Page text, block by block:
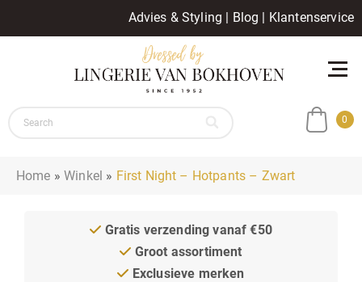
Advies & Styling | Blog | Klantenservice
0
Home »Winkel » First Night – Hotpants – Zwart
Gratis verzending vanaf €50
Groot assortiment
Exclusieve merken